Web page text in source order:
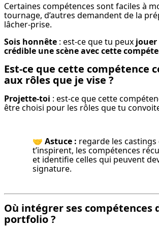
Certaines compétences sont faciles à
tournage, d’autres demandent de la
lâcher-prise.
Sois honnête : est-ce que tu peux jouer
crédible une scène avec cette
Est-ce que cette compétence
aux rôles que je vise ?
Projette-toi : est-ce que cette
être choisi pour les rôles que tu
🤝 Astuce : regarde les castings
t’inspirent, les compétences
et identifie celles qui peuvent
signature.
Où intégrer ses compétences
portfolio ?